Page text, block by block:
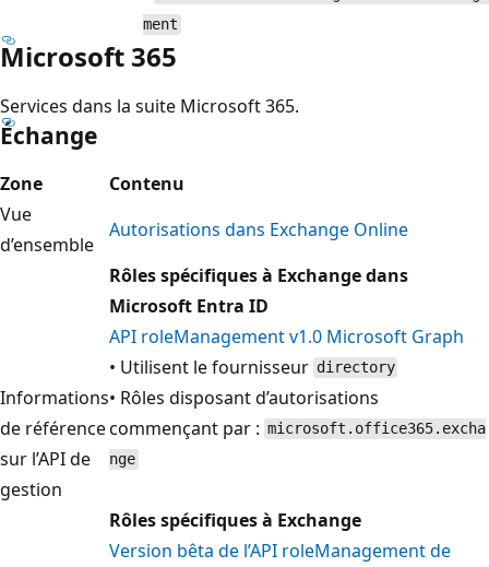
ment
Microsoft 365
Services dans la suite Microsoft 365.
Échange
Zone
Contenu
Vue
d’ensemble
Autorisations dans Exchange Online
Informations
de référence
sur l’API de
gestion
Rôles spécifiques à Exchange dans
Microsoft Entra ID
API roleManagement v1.0 Microsoft Graph
• Utilisent le fournisseur directory
• Rôles disposant d’autorisations
commençant par : microsoft.office365.excha
nge
Rôles spécifiques à Exchange
Version bêta de l’API roleManagement de